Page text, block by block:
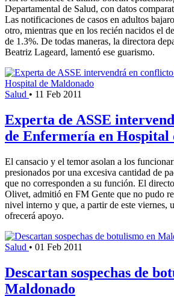
Departamental de Salud, con datos
Las notificaciones de casos en adultos
otro, mientras que en los recién nacidos el
de 1.3%. De todas maneras, la directora
Beatriz Lageard, lamentó ese guarismo.
Salud • 11 Feb 2011
Experta de ASSE
de Enfermería en Hospital
El cansacio y el temor asolan a los
presionados por una excesiva cantidad de
que no corresponden a su función. El
Olivet, admitió en FM Gente que no pudo
nivel interno y que, a partir de este viernes,
ofrecerá apoyo.
Salud • 01 Feb 2011
Descartan sospechas de
Maldonado